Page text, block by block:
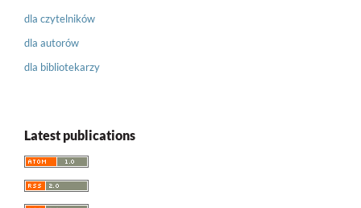
dla czytelników
dla autorów
dla bibliotekarzy
Latest publications